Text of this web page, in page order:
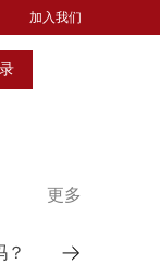
加入我们
更多
？